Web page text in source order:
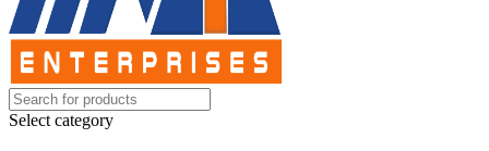
Select category